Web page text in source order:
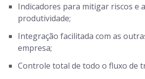
Indicadores para mitigar riscos e
produtividade;
Integração facilitada com as
empresa;
Controle total de todo o fluxo de